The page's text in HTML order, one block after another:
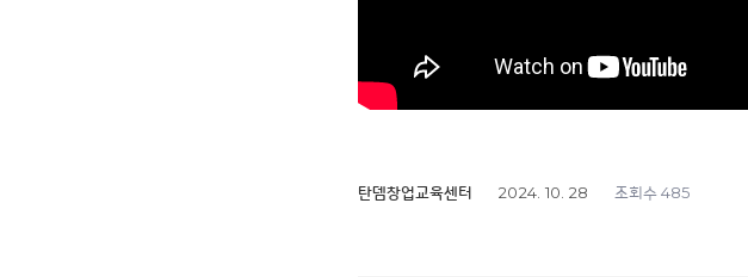
탄뎀창업교육센터 2024. 10. 28 조회수 485